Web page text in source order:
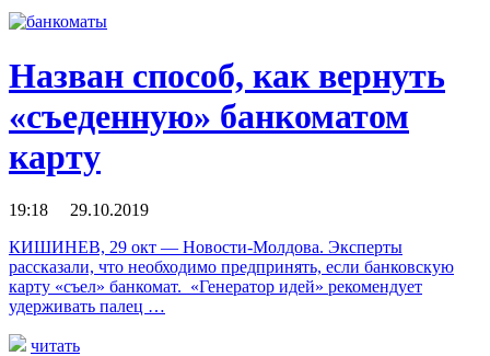
Назван способ, как вернуть
«съеденную» банкоматом
карту
19:18 29.10.2019
КИШИНЕВ, 29 окт — Новости-Молдова. Эксперты
рассказали, что необходимо предпринять, если банковскую
карту «съел» банкомат. «Генератор идей» рекомендует
удерживать палец …
читать